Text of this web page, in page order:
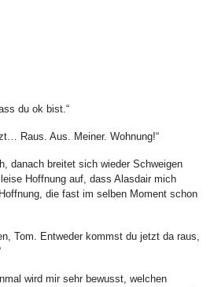
du ok bist.“
Raus. Aus. Meiner. Wohnung!“
danach breitet sich wieder Schweigen
Hoffnung auf, dass Alasdair mich
die fast im selben Moment schon
Tom. Entweder kommst du jetzt da raus,
wird mir sehr bewusst, welchen